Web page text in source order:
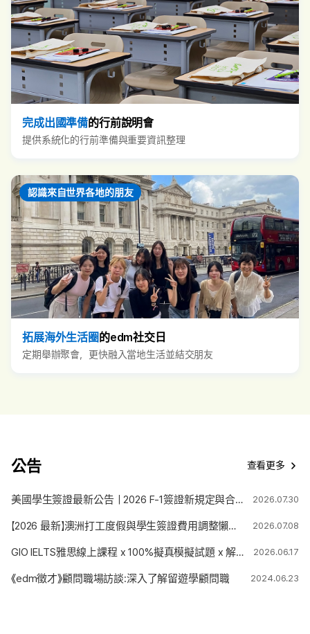
完成出國準備的行前說明會
提供系統化的行前準備與重要資訊整理
認識來自世界各地的朋友
拓展海外生活圈的edm社交日
定期舉辦聚會，更快融入當地生活並結交朋友
公告 查看更多
美國學生簽證最新公告｜2026 F-1簽證新規定與合法停留期限變更解析 2026.07.30
【2026 最新】澳洲打工度假與學生簽證費用調整懶人包 2026.07.08
GIO IELTS雅思線上課程 x 100%擬真模擬試題 x 解題技巧 2026.06.17
《edm徵才》顧問職場訪談:深入了解留遊學顧問職 2024.06.23